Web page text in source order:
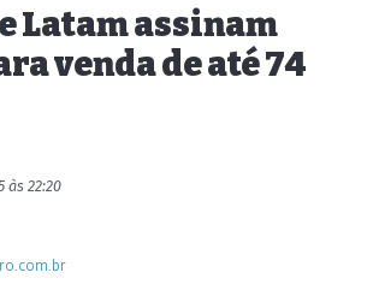
Latam assinam
venda de até 74
às 22:20